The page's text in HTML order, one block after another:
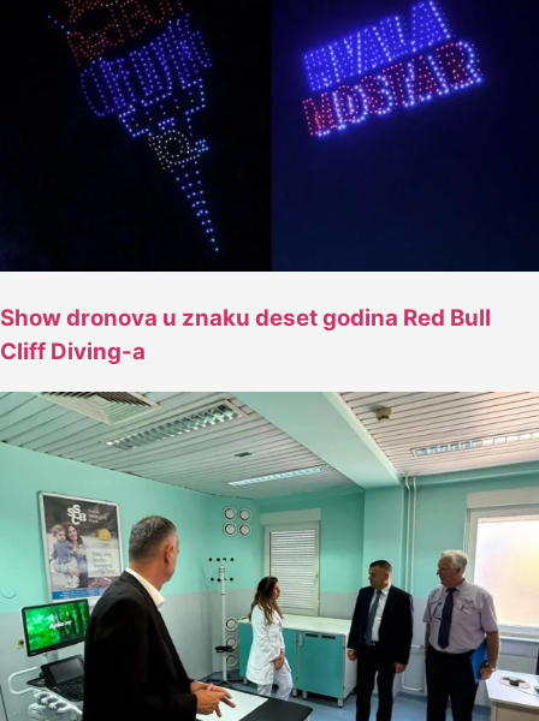
Show dronova u znaku deset godina Red Bull
Cliff Diving-a